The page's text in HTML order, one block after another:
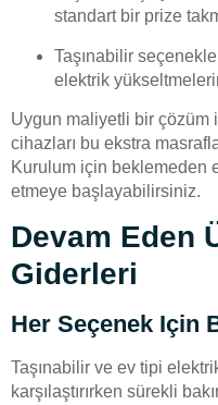
standart bir prize
Taşınabilir
elektrik
Uygun maliyetli bir çözüm
cihazları bu ekstra
Kurulum için beklemeden
etmeye başlayabilirsiniz.
Devam Eden
Giderleri
Her Seçenek Için
Taşınabilir ve ev tipi
karşılaştırırken sürekli